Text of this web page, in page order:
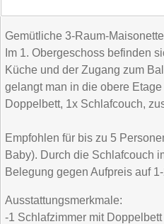
Gemütliche 3-Raum-
Im 1. Obergeschoss befinden
Küche und der Zugang zum
gelangt man in die obere
Doppelbett, 1x Schlafcouch,
Empfohlen für bis zu 5
Baby). Durch die Schlafcouch
Belegung gegen Aufpreis auf
Ausstattungsmerkmale:
-1 Schlafzimmer mit